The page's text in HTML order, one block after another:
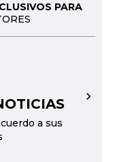
PARA
a sus
→